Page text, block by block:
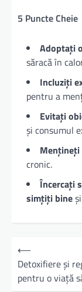
5 Puncte Cheie
Adoptați
săracă în
Incluziți
pentru a
Evitați
și consumul
Mențineți
cronic.
Încercați
simțiți bine
N⟵
Detoxifiere și
pentru o viață